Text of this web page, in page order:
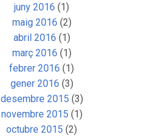
juny 2016 (1)
maig 2016 (2)
abril 2016 (1)
març 2016 (1)
febrer 2016 (1)
gener 2016 (3)
desembre 2015 (3)
novembre 2015 (1)
octubre 2015 (2)